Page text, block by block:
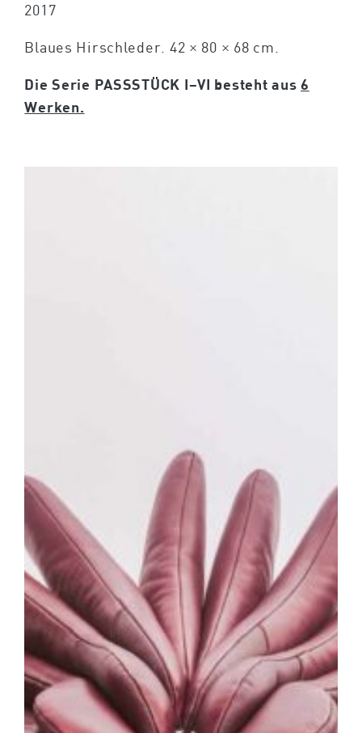
2017
Blaues Hirschleder. 42 × 80 × 68 cm.
Die Serie PASSSTÜCK I–VI besteht aus 6
Werken.